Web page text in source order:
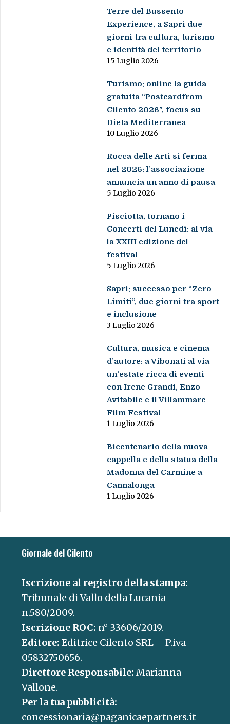
Terre del Bussento
Experience, a Sapri due
giorni tra cultura, turismo
e identità del territorio
15 Luglio 2026
Turismo: online la guida
gratuita “Postcardfrom
Cilento 2026”, focus su
Dieta Mediterranea
10 Luglio 2026
Rocca delle Arti si ferma
nel 2026: l’associazione
annuncia un anno di pausa
5 Luglio 2026
Pisciotta, tornano i
Concerti del Lunedì: al via
la XXIII edizione del
festival
5 Luglio 2026
Sapri: successo per “Zero
Limiti”, due giorni tra sport
e inclusione
3 Luglio 2026
Cultura, musica e cinema
d’autore: a Vibonati al via
un’estate ricca di eventi
con Irene Grandi, Enzo
Avitabile e il Villammare
Film Festival
1 Luglio 2026
Bicentenario della nuova
cappella e della statua della
Madonna del Carmine a
Cannalonga
1 Luglio 2026
Giornale del Cilento
Iscrizione al registro della stampa:
Tribunale di Vallo della Lucania
n.580/2009.
Iscrizione ROC: n° 33606/2019.
Editore: Editrice Cilento SRL – P.iva
05832750656.
Direttore Responsabile: Marianna
Vallone.
Per la tua pubblicità:
concessionaria@paganicaepartners.it